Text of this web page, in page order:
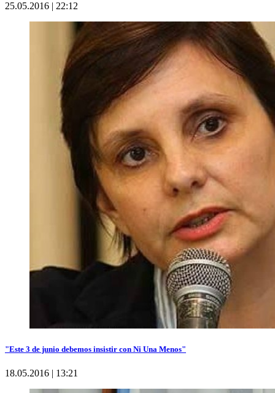
25.05.2016 | 22:12
"Este 3 de junio debemos insistir con Ni Una Menos"
18.05.2016 | 13:21